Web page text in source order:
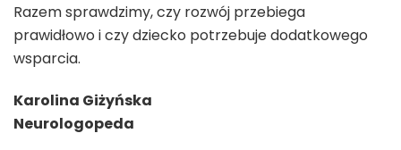
Razem sprawdzimy, czy rozwój przebiega
prawidłowo i czy dziecko potrzebuje dodatkowego
wsparcia.
Karolina Giżyńska
Neurologopeda